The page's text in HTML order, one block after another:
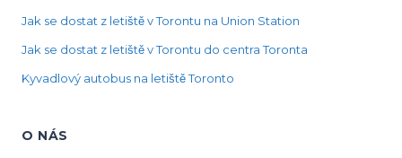
Jak se dostat z letiště v Torontu na Union Station
Jak se dostat z letiště v Torontu do centra Toronta
Kyvadlový autobus na letiště Toronto
O NÁS